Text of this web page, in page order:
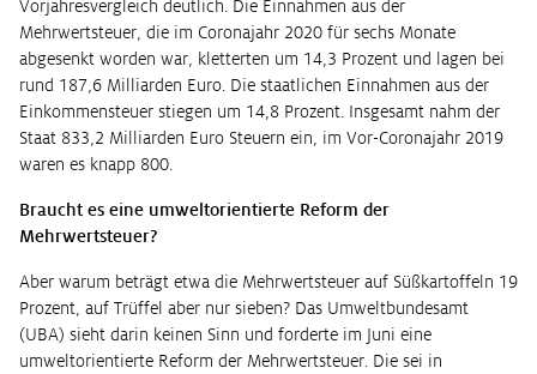
Vorjahresvergleich deutlich. Die Einnahmen aus der
Mehrwertsteuer, die im Coronajahr 2020 für sechs Monate
abgesenkt worden war, kletterten um 14,3 Prozent und lagen bei
rund 187,6 Milliarden Euro. Die staatlichen Einnahmen aus der
Einkommensteuer stiegen um 14,8 Prozent. Insgesamt nahm der
Staat 833,2 Milliarden Euro Steuern ein, im Vor-Coronajahr 2019
waren es knapp 800.
Braucht es eine umweltorientierte Reform der
Mehrwertsteuer?
Aber warum beträgt etwa die Mehrwertsteuer auf Süßkartoffeln 19
Prozent, auf Trüffel aber nur sieben? Das Umweltbundesamt
(UBA) sieht darin keinen Sinn und forderte im Juni eine
umweltorientierte Reform der Mehrwertsteuer. Die sei in